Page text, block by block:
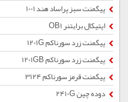
پیگمنت سبز پراساد هند 1001
اپتیکال برایتنر OB1
پیگمنت زرد سورناکم 1201G
پیگمنت زرد سورناکم 1201GB
پیگمنت قرمز سورناکم 3124
دوده چین 2410G